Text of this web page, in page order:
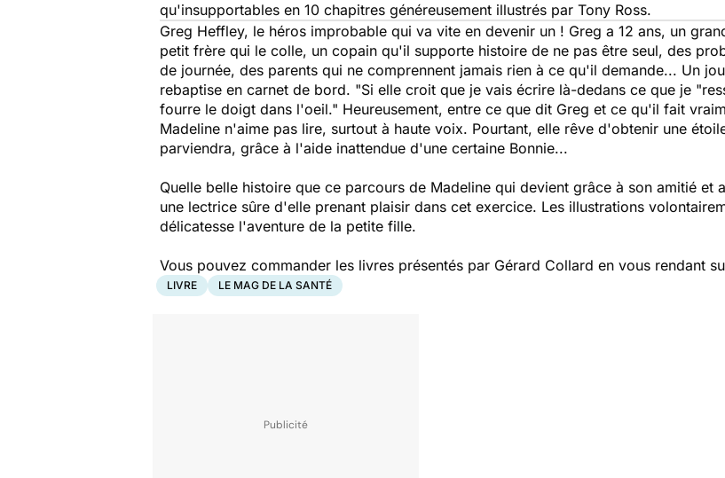
qu'insupportables en 10 chapitres généreusement illustrés par Tony Ross.
Greg Heffley, le héros improbable qui va vite en devenir un ! Greg a 12 ans, un
petit frère qui le colle, un copain qu'il supporte histoire de ne pas être seul, des
de journée, des parents qui ne comprennent jamais rien à ce qu'il demande... Un
rebaptise en carnet de bord. "Si elle croit que je vais écrire là-dedans ce que je
fourre le doigt dans l'oeil." Heureusement, entre ce que dit Greg et ce qu'il fait
Madeline n'aime pas lire, surtout à haute voix. Pourtant, elle rêve d'obtenir une
parviendra, grâce à l'aide inattendue d'une certaine Bonnie...
Quelle belle histoire que ce parcours de Madeline qui devient grâce à son amitié et
une lectrice sûre d'elle prenant plaisir dans cet exercice. Les illustrations
délicatesse l'aventure de la petite fille.
Vous pouvez commander les livres présentés par Gérard Collard en vous rendant
LIVRE LE MAG DE LA SANTÉ